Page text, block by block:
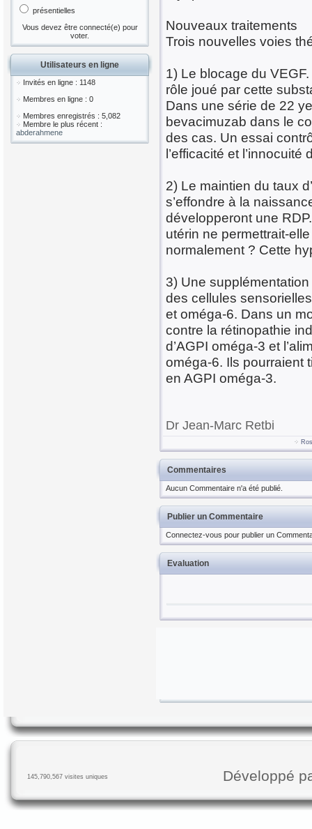
présentielles
Vous devez être connecté(e) pour
voter.
Utilisateurs en ligne
Invités en ligne : 1148
Membres en ligne : 0
Membres enregistrés : 5,082
Membre le plus récent :
abderahmene
Nouveaux traitements
Trois nouvelles voies
1) Le blocage du
rôle joué par cette
Dans une série de 22
bevacimuzab dans le
des cas. Un essai
l’efficacité et
2) Le maintien du taux
s’effondre à la
développeront une
utérin ne permettrait-
normalement ? Cette
3) Une
des cellules
et oméga-6. Dans un
contre la rétinopathie
d’AGPI oméga-3 et
oméga-6. Ils pourraient
en AGPI oméga-3.
Dr Jean-Marc Retbi
Commentaires
Aucun Commentaire n'a été publié.
Publier un Commentaire
Connectez-vous pour publier un
Evaluation
145,790,567 visites uniques Développé